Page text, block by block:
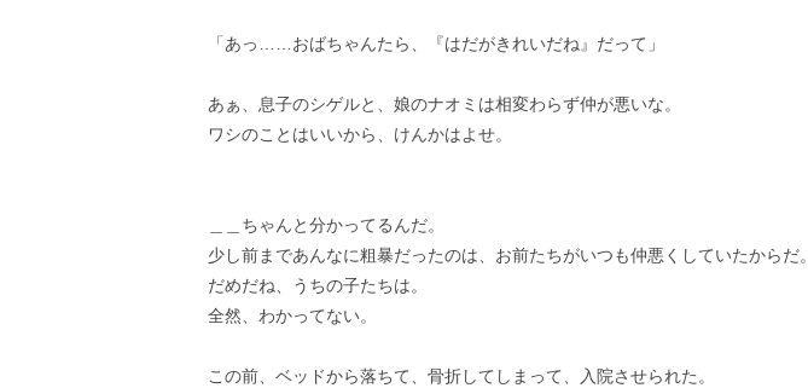
「あっ……おばちゃんたら、『はだがきれいだね』だって」
あぁ、息子のシゲルと、娘のナオミは相変わらず仲が悪いな。
ワシのことはいいから、けんかはよせ。
＿＿ちゃんと分かってるんだ。
少し前まであんなに粗暴だったのは、お前たちがいつも仲悪くしていたからだ。
だめだね、うちの子たちは。
全然、わかってない。
この前、ベッドから落ちて、骨折してしまって、入院させられた。